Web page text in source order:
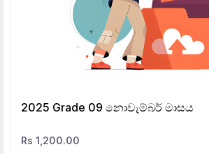
2025 Grade 09 නොවැම්බර් මාසය
Rs 1,200.00